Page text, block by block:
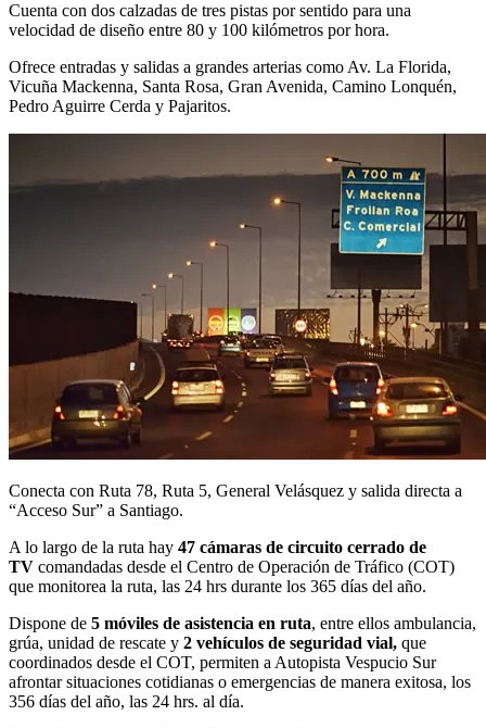
Cuenta con dos calzadas de tres pistas por sentido para una
velocidad de diseño entre 80 y 100 kilómetros por hora.
Ofrece entradas y salidas a grandes arterias como Av. La Florida,
Vicuña Mackenna, Santa Rosa, Gran Avenida, Camino Lonquén,
Pedro Aguirre Cerda y Pajaritos.
Conecta con Ruta 78, Ruta 5, General Velásquez y salida directa a
“Acceso Sur” a Santiago.
A lo largo de la ruta hay 47 cámaras de circuito cerrado de
TV comandadas desde el Centro de Operación de Tráfico (COT)
que monitorea la ruta, las 24 hrs durante los 365 días del año.
Dispone de 5 móviles de asistencia en ruta, entre ellos ambulancia,
grúa, unidad de rescate y 2 vehículos de seguridad vial, que
coordinados desde el COT, permiten a Autopista Vespucio Sur
afrontar situaciones cotidianas o emergencias de manera exitosa, los
356 días del año, las 24 hrs. al día.